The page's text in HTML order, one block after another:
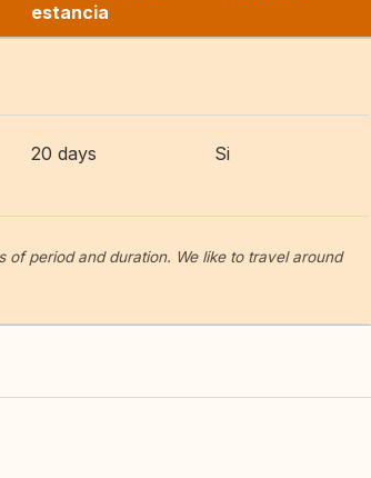
estancia
20 days Si
period and duration. We like to travel around